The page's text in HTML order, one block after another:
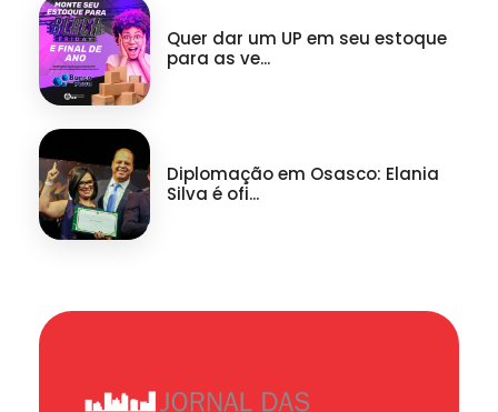
Quer dar um UP em seu estoque
para as ve...
Diplomação em Osasco: Elania
Silva é ofi...